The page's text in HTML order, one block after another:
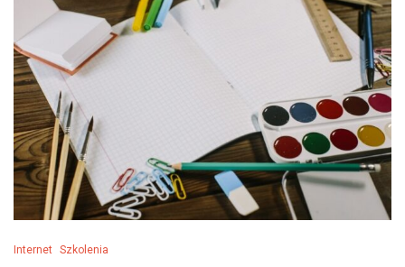
Internet Szkolenia